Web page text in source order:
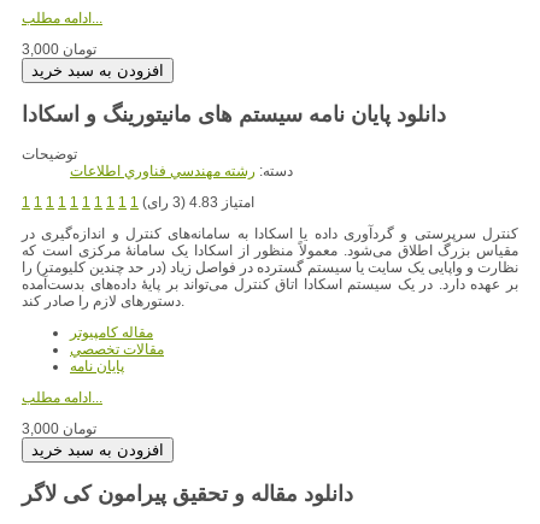
ادامه مطلب...
3,000 تومان
دانلود پایان نامه سیستم های مانیتورینگ و اسکادا
توضیحات
دسته: رشته مهندسي فناوري اطلاعات
1 1 1 1 1 1 1 1 1 1
امتیاز 4.83 (3 رای)
کنترل سرپرستی و گردآوری داده یا اسکادا به سامانه‌های کنترل و اندازه‌گیری در
مقیاس بزرگ اطلاق می‌شود. معمولاً منظور از اسکادا یک سامانهٔ مرکزی است که
نظارت و واپایی یک سایت یا سیستم گسترده در فواصل زیاد (در حد چندین کلیومتر) را
بر عهده دارد. در یک سیستم اسکادا اتاق کنترل می‌تواند بر پایهٔ داده‌های بدست‌آمده
دستورهای لازم را صادر کند.
مقاله کامپیوتر
مقالات تخصصي
پایان نامه
ادامه مطلب...
3,000 تومان
دانلود مقاله و تحقیق پیرامون کی لاگر